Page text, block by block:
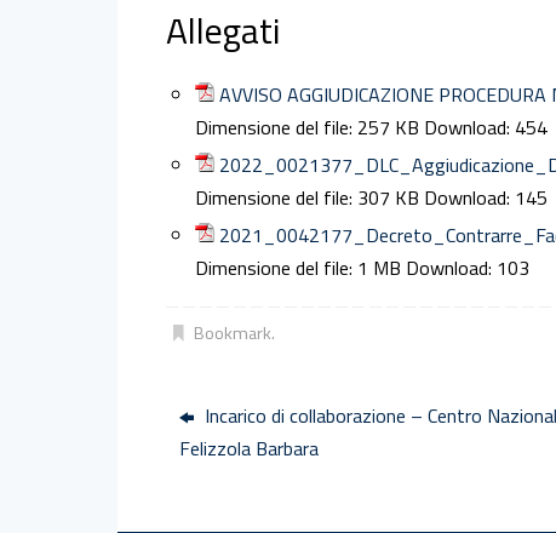
Allegati
AVVISO AGGIUDICAZIONE PROCEDURA
Dimensione del file: 257 KB Download: 454
Dimensione del file: 307 KB Download: 145
Dimensione del file: 1 MB Download: 103
Bookmark.
Incarico di collaborazione – Centro
Felizzola Barbara